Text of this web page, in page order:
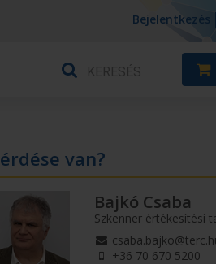
Bejelentkezés
van?
Bajkó Csaba
Szkenner értékesítési
+36 70 670 5200